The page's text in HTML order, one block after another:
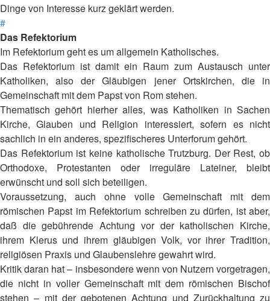
Dinge von Interesse kurz geklärt werden.
#
Das Refektorium
Im Refektorium geht es um allgemein Katholisches.
Das Refektorium ist damit ein Raum zum Austausch unter
Katholiken, also der Gläubigen jener Ortskirchen, die in
Gemeinschaft mit dem Papst von Rom stehen.
Thematisch gehört hierher alles, was Katholiken in Sachen
Kirche, Glauben und Religion interessiert, sofern es nicht
sachlich in ein anderes, spezifischeres Unterforum gehört.
Das Refektorium ist keine katholische Trutzburg. Der Rest, ob
Orthodoxe, Protestanten oder irreguläre Lateiner, bleibt
erwünscht und soll sich beteiligen.
Voraussetzung, auch ohne volle Gemeinschaft mit dem
römischen Papst im Refektorium schreiben zu dürfen, ist aber,
daß die gebührende Achtung vor der katholischen Kirche,
ihrem Klerus und ihrem gläubigen Volk, vor ihrer Tradition,
religiösen Praxis und Glaubenslehre gewahrt wird.
Kritik daran hat – insbesondere wenn von Nutzern vorgetragen,
die nicht in voller Gemeinschaft mit dem römischen Bischof
stehen – mit der gebotenen Achtung und Zurückhaltung zu